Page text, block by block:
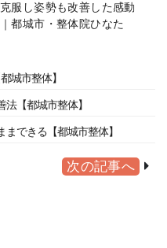
服し姿勢も改善した感動
都城市・整体院ひなた
城市整体】
【都城市整体】
できる【都城市整体】
次の記事へ